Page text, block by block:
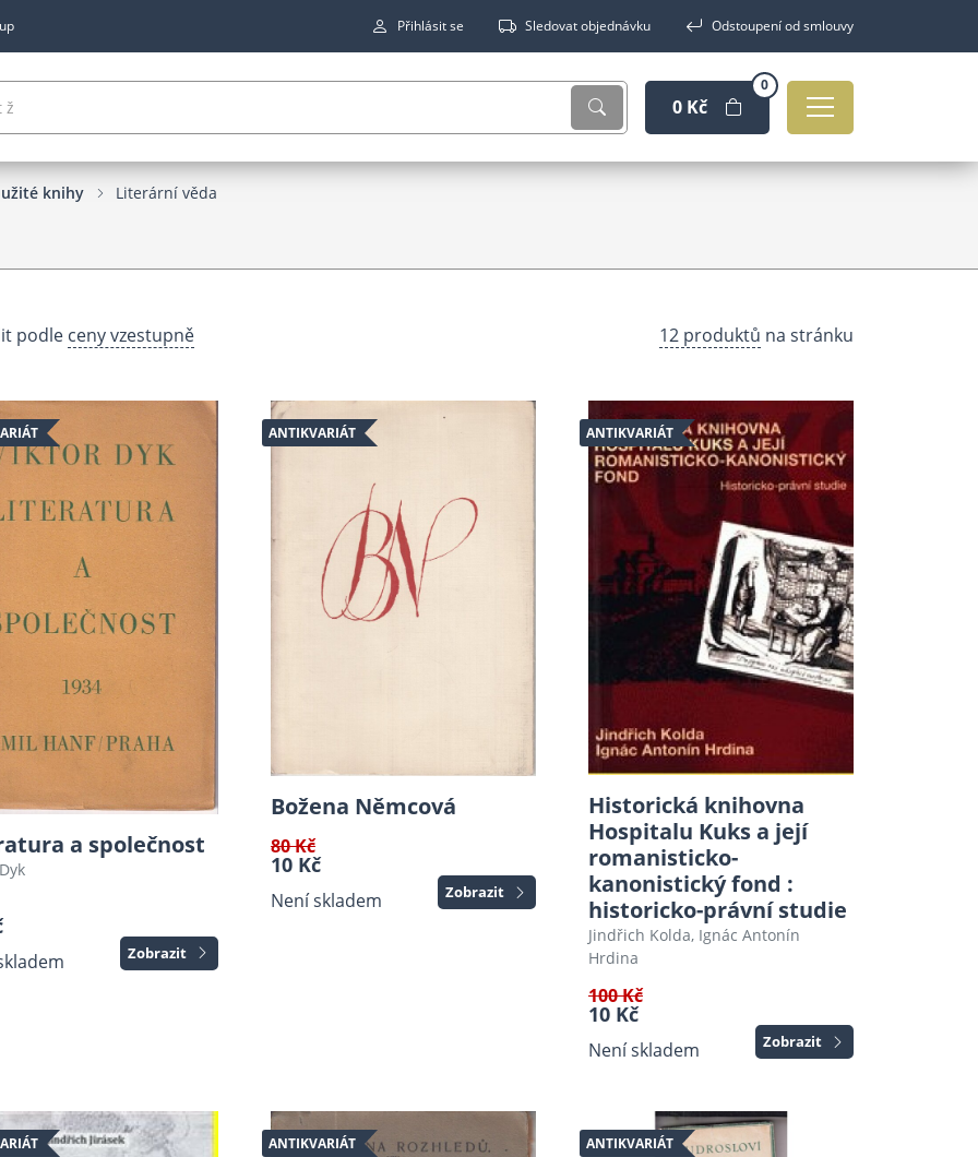
Přihlásit se Sledovat objednávku Odstoupení od smlouvy
0 Kč
0
knihy Literární věda
podle ceny vzestupně 12 produktů na stránku
a společnost
Zobrazit
ANTIKVARIÁT
Božena Němcová
80 Kč
10 Kč
Není skladem Zobrazit
ANTIKVARIÁT
Historická knihovna
Hospitalu Kuks a její
romanisticko-
kanonistický fond :
historicko-právní studie
Jindřich Kolda, Ignác Antonín
Hrdina
100 Kč
10 Kč
Není skladem Zobrazit
ANTIKVARIÁT ANTIKVARIÁT